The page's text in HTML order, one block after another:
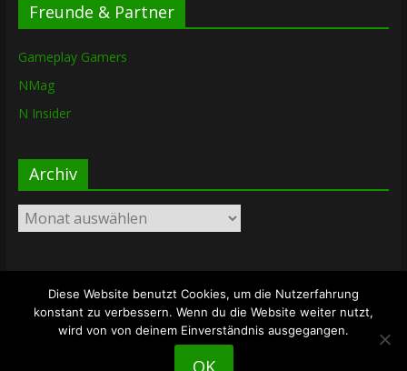
Freunde & Partner
Gameplay Gamers
NMag
N Insider
Archiv
Archiv
Copyright © 2026The Lost Dungeon. Alle Rechte vorbehalten.
Theme: ColorMag vonThemeGrill. Bereitgestellt von
WordPress
Diese Website benutzt Cookies, um die Nutzerfahrung
konstant zu verbessern. Wenn du die Website weiter nutzt,
wird von von deinem Einverständnis ausgegangen.
OK